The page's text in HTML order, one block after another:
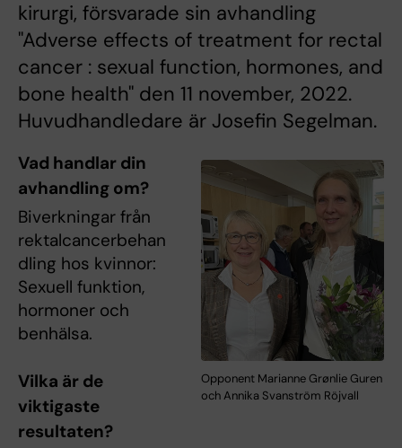
kirurgi, försvarade sin avhandling
"Adverse effects of treatment for rectal
cancer : sexual function, hormones, and
bone health" den 11 november, 2022.
Huvudhandledare är Josefin Segelman.
Opponent Marianne Grønlie Guren
och Annika Svanström Röjvall
Vad handlar din
avhandling om?
Biverkningar från
rektalcancerbehan
dling hos kvinnor:
Sexuell funktion,
hormoner och
benhälsa.
Vilka är de
viktigaste
resultaten?